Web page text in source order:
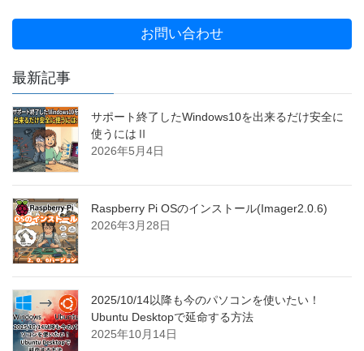
お問い合わせ
最新記事
サポート終了したWindows10を出来るだけ安全に
使うにはⅡ
2026年5月4日
Raspberry Pi OSのインストール(Imager2.0.6)
2026年3月28日
2025/10/14以降も今のパソコンを使いたい！
Ubuntu Desktopで延命する方法
2025年10月14日